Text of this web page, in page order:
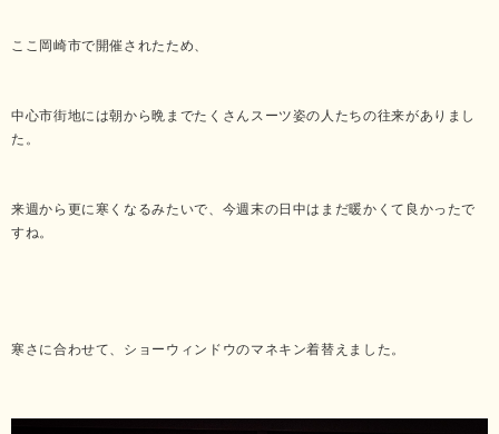
ここ岡崎市で開催されたため、
中心市街地には朝から晩までたくさんスーツ姿の人たちの往来がありまし
た。
来週から更に寒くなるみたいで、今週末の日中はまだ暖かくて良かったで
すね。
寒さに合わせて、ショーウィンドウのマネキン着替えました。